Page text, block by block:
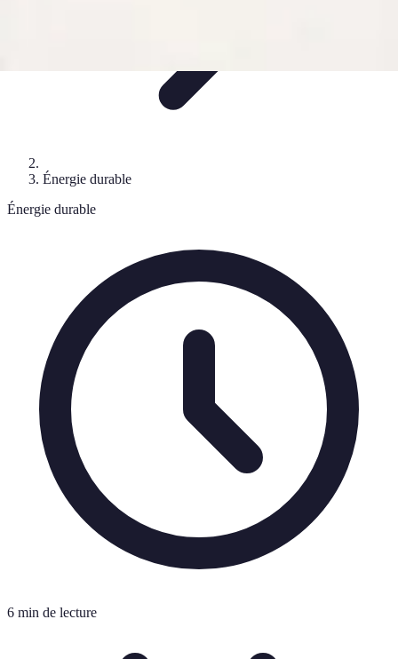
Énergie durable
Énergie durable
6 min de lecture